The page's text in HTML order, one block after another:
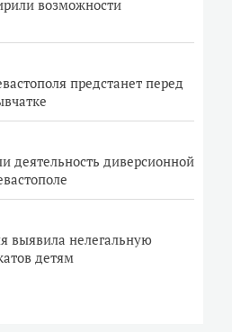
возможности
предстанет перед
деятельность диверсионной
выявила нелегальную
детям